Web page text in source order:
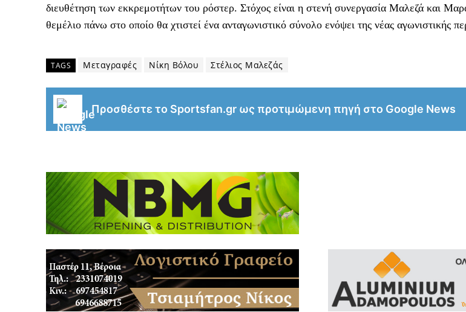
διευθέτηση των εκκρεμοτήτων του ρόστερ. Στόχος είναι η στενή συνεργασία Μαλεζά και
θεμέλιο πάνω στο οποίο θα χτιστεί ένα ανταγωνιστικό σύνολο ενόψει της νέας αγωνιστικής
TAGS Μεταγραφές Νίκη Βόλου Στέλιος Μαλεζάς
Προσθέστε το Sportsfan.gr ως προτιμώμενη πηγή στο Google News